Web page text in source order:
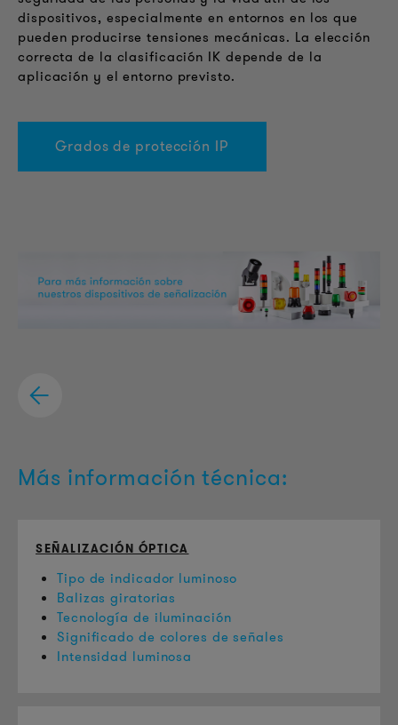
dispositivos, especialmente en entornos en los que
pueden producirse tensiones mecánicas. La elección
correcta de la clasificación IK depende de la
aplicación y el entorno previsto.
Grados de protección IP
Más información técnica:
SEÑALIZACIÓN ÓPTICA
Tipo de indicador luminoso
Balizas giratorias
Tecnología de iluminación
Significado de colores de señales
Intensidad luminosa